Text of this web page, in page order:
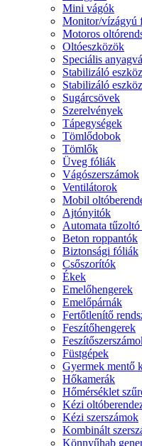
Mini vágók
Monitor/vízágyú
Motoros
Oltóeszközök
Speciális
Stabilizáló
Stabilizáló
Sugárcsövek
Szerelvények
Tápegységek
Tömlődobok
Tömlők
Üveg fóliák
Vágószerszámok
Ventilátorok
Mobil
Ajtónyitók
Automata tűzoltó
Beton roppantók
Biztonsági fóliák
Csőszorítók
Ékek
Emelőhengerek
Emelőpárnák
Fertőtlenítő
Feszítőhengerek
Füstgépek
Gyermek mentő
Hőkamerák
Hőmérséklet
Kézi
Kézi szerszámok
Kombinált
Könnyűhab